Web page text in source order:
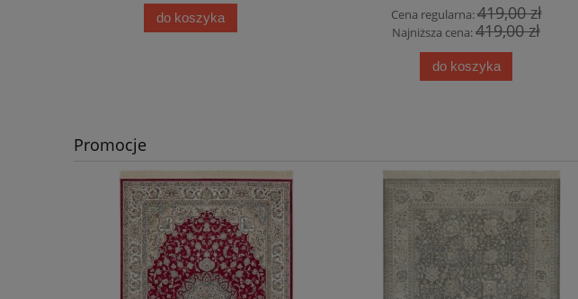
do koszyka Cena regularna:419,00 zł
Najniższa cena:419,00 zł
do koszyka
Promocje